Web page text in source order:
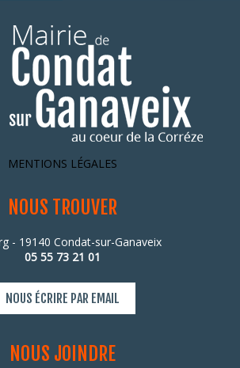
MENTIONS LÉGALES
NOUS TROUVER
- 19140 Condat-sur-Ganaveix
05 55 73 21 01
NOUS ÉCRIRE PAR EMAIL
NOUS JOINDRE